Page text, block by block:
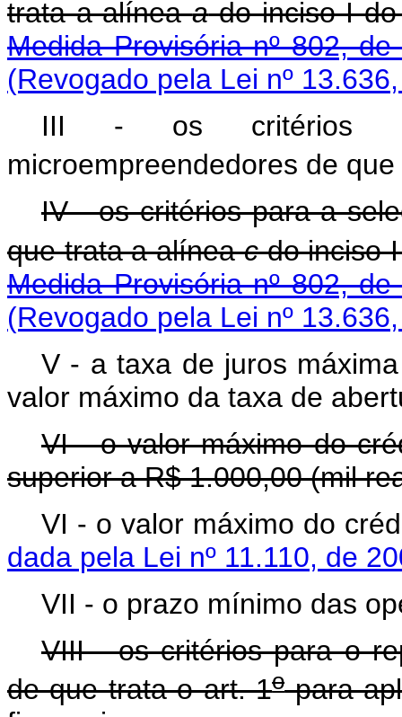
trata a alíneaado inciso I
Medida Provisória nº 802, de
(Revogado pela Lei nº
III - os critérios
microempreendedores de
IV - os critérios para a
que trata a alíneacdo inciso
Medida Provisória nº 802, de
(Revogado pela Lei nº
V - a taxa de juros
valor máximo da taxa de
VI - o valor máximo do
superior a R$ 1.000,00 (mil
VI - o valor máximo
dada pela Lei nº 11.110, de
VII - o prazo mínimo das
VIII - os critérios para o
de que trata o art. 1opara